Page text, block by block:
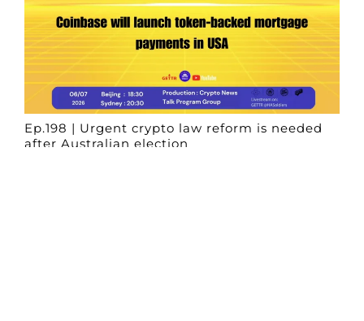
Ep.198 | Urgent crypto law reform is needed
after Australian election